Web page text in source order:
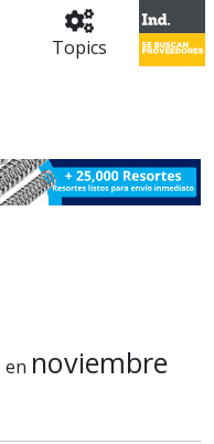
Topics
en noviembre